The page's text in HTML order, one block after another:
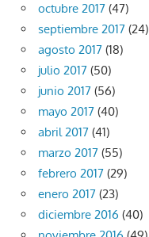
octubre 2017 (47)
septiembre 2017 (24)
agosto 2017 (18)
julio 2017 (50)
junio 2017 (56)
mayo 2017 (40)
abril 2017 (41)
marzo 2017 (55)
febrero 2017 (29)
enero 2017 (23)
diciembre 2016 (40)